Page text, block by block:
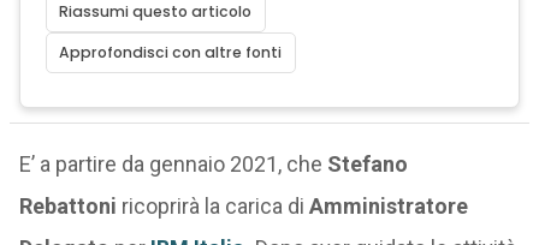
Riassumi questo articolo
Approfondisci con altre fonti
E’ a partire da gennaio 2021, che Stefano
Rebattoni ricoprirà la carica di Amministratore